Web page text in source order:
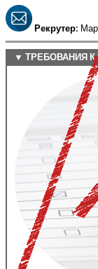
Рекрутер:
▼ ТРЕБОВАНИЯ